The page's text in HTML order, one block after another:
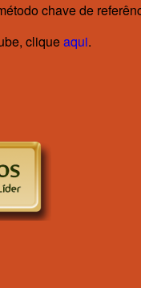
chave de
cliqueaqui.